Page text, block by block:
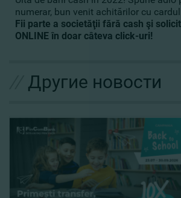
numerar, bun venit achitărilor cu
Fii parte a societăţii fără cash şi
ONLINE în doar câteva click-uri!
Другие новости